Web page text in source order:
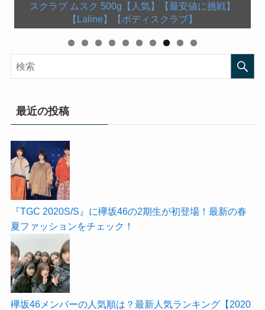
しマフラータオル 「欅坂46 全国ツアー2017 真っ白
なものは汚したくなる」
欅坂461st Anniversary ペンライト（スティックライ
ト）【新品】
菅井友香愛用サプリ ジャパンアルジェ 海洋深層水ス
ピルリナブレンド スピルリナ100％ 2200粒
＆ヘアリファイニングシャンプー ポンプ付き 300ml
[600801]
ャルプ＆ヘアリファイニングコンディショナー 200g
[600818]
守屋茜愛用バスソルト 【KNEIPP(クナイプ)】バスソ
ルト ワコルダー＜杜松＞の香り 850g
SCERRI シルエット リラクシング バスオイ
ル 150mL【ポールシェリー バスオイル】
スクラブ ムスク 500g【人気】【最安値に挑戦】
【Laline】【ボディスクラブ】
土生瑞穂使用チーク 花王ソフィーナ AUBE couture
オーブクチュール ぽんぽんチーク オレンジ 433
欅坂46 新衣装の靴 Dr.Martens1460 8HOLE
BOOT SMOOTH BLACK【レースアップブーツ】
0
最近の投稿
『TGC 2020S/S』に欅坂46の2期生が初登場！最新の春
夏ファッションをチェック！
欅坂46メンバーの人気順は？最新人気ランキング【2020